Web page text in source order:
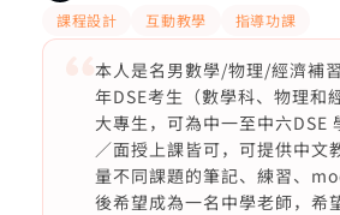
課程設計 互動教學 指導功課
本人是名男數學/物理/經濟補
年DSE考生（數學科、物理和
大專生，可為中一至中六DSE
／面授上課皆可，可提供中文
量不同課題的筆記、練習、
後希望成為一名中學老師，希